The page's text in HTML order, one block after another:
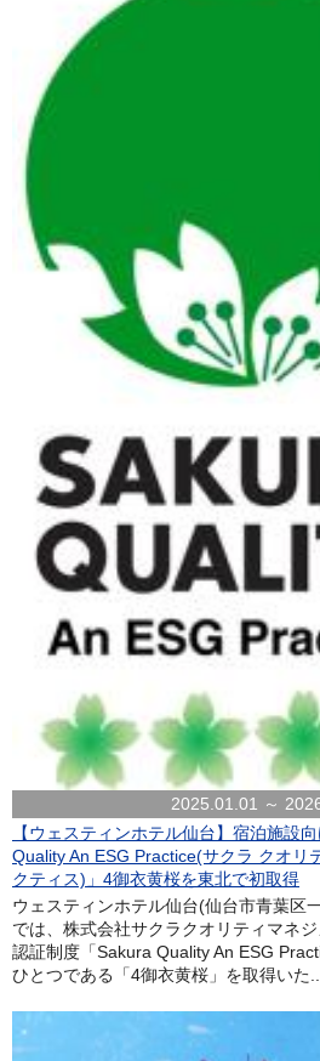
2025.01.01 ～
【ウェスティンホテル仙台】宿泊施設
Quality An ESG Practice(サクラ クオリ
クティス)」4御衣黄桜を東北で初取得
ウェスティンホテル仙台(仙台市青葉区
では、株式会社サクラクオリティマネ
認証制度「Sakura Quality An ESG
ひとつである「4御衣黄桜」を取得いた...